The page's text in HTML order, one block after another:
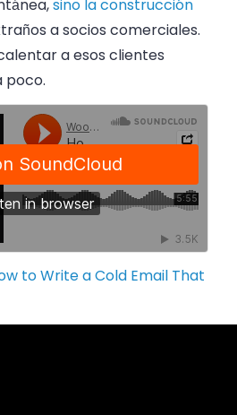
sino la construcción
a socios comerciales.
a esos clientes
poco.
to Write a Cold Email That